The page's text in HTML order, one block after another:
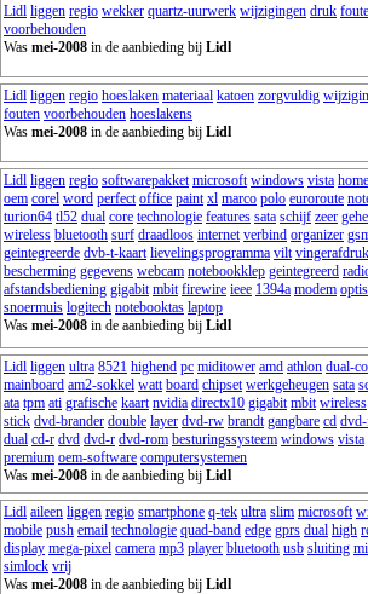
Lidl liggen regio wekker quartz-uurwerk wijzigingen druk
voorbehouden
Was mei-2008 in de aanbieding bij Lidl
Lidl liggen regio hoeslaken materiaal katoen zorgvuldig
fouten voorbehouden hoeslakens
Was mei-2008 in de aanbieding bij Lidl
Lidl liggen regio softwarepakket microsoft windows vista home
oem corel word perfect office paint xl marco polo euroroute
turion64 tl52 dual core technologie features sata schijf zeer
wireless bluetooth surf draadloos internet verbind organizer
geintegreerde dvb-t-kaart lievelingsprogramma vilt
bescherming gegevens webcam notebookklep geintegreerd
afstandsbediening gigabit mbit firewire ieee 1394a modem
snoermuis logitech notebooktas laptop
Was mei-2008 in de aanbieding bij Lidl
Lidl liggen ultra 8521 highend pc miditower amd athlon dual-
mainboard am2-sokkel watt board chipset werkgeheugen sata
ata tpm ati grafische kaart nvidia directx10 gigabit mbit wireless
stick dvd-brander double layer dvd-rw brandt gangbare cd
dual cd-r dvd dvd-r dvd-rom besturingssysteem windows vista
premium oem-software computersystemen
Was mei-2008 in de aanbieding bij Lidl
Lidl aileen liggen regio smartphone q-tek ultra slim microsoft
mobile push email technologie quad-band edge gprs dual high
display mega-pixel camera mp3 player bluetooth usb sluiting
simlock vrij
Was mei-2008 in de aanbieding bij Lidl